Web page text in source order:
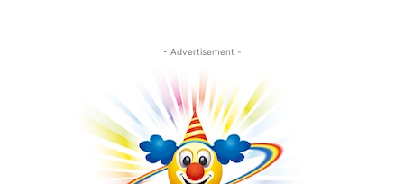
- Advertisement -